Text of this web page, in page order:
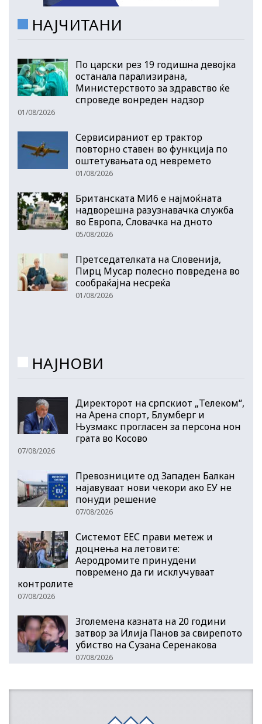
НАЈЧИТАНИ
По царски рез 19 годишна девојка
останала парализирана,
Министерството за здравство ќе
спроведе вонреден надзор
01/08/2026
Сервисираниот ер трактор
повторно ставен во функција по
оштетувањата од невремето
01/08/2026
Британската МИ6 е најмоќната
надворешна разузнавачка служба
во Европа, Словачка на дното
05/08/2026
Претседателката на Словенија,
Пирц Мусар полесно повредена во
сообраќајна несреќа
01/08/2026
НАЈНОВИ
Директорот на српскиот „Телеком“,
на Арена спорт, Блумберг и
Њузмакс прогласен за персона нон
грата во Косово
07/08/2026
Превозниците од Западен Балкан
најавуваат нови чекори ако ЕУ не
понуди решение
07/08/2026
Системот ЕЕС прави метеж и
доцнења на летовите:
Аеродромите принудени
повремено да ги исклучуваат
контролите
07/08/2026
Зголемена казната на 20 години
затвор за Илија Панов за свирепото
убиство на Сузана Серенакова
07/08/2026